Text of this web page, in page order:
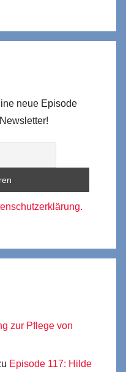
neue Episode
zur Pflege von
Episode 117: Hilde